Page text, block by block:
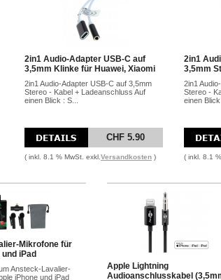
2in1 Audio-Adapter USB-C auf
3,5mm Klinke für Huawei, Xiaomi
2in1 Audio-Adapter USB-C auf 3,5mm
Stereo - Kabel + Ladeanschluss Auf
einen Blick : S...
CHF 5.90
( inkl. 8.1 % MwSt. exkl. Versandkosten )
2in1
3,5mm
2in1
Stereo -
einen Blick
( inkl. 8.1
Mikrofone für
iPad
Ansteck-Lavalier-
iPhone und iPad
Apple Lightning
Audioanschlusskabel